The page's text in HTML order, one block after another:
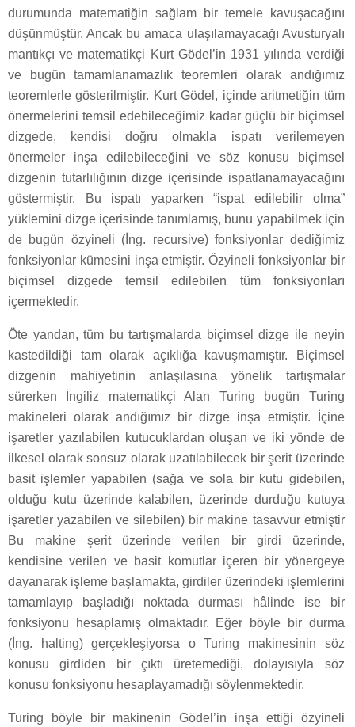
durumunda matematiğin sağlam bir temele kavuşacağını
düşünmüştür. Ancak bu amaca ulaşılamayacağı Avusturyalı
mantıkçı ve matematikçi Kurt Gödel’in 1931 yılında verdiği
ve bugün tamamlanamazlık teoremleri olarak andığımız
teoremlerle gösterilmiştir. Kurt Gödel, içinde aritmetiğin tüm
önermelerini temsil edebileceğimiz kadar güçlü bir biçimsel
dizgede, kendisi doğru olmakla ispatı verilemeyen
önermeler inşa edilebileceğini ve söz konusu biçimsel
dizgenin tutarlılığının dizge içerisinde ispatlanamayacağını
göstermiştir. Bu ispatı yaparken “ispat edilebilir olma”
yüklemini dizge içerisinde tanımlamış, bunu yapabilmek için
de bugün özyineli (İng. recursive) fonksiyonlar dediğimiz
fonksiyonlar kümesini inşa etmiştir. Özyineli fonksiyonlar bir
biçimsel dizgede temsil edilebilen tüm fonksiyonları
içermektedir.
Öte yandan, tüm bu tartışmalarda biçimsel dizge ile neyin
kastedildiği tam olarak açıklığa kavuşmamıştır. Biçimsel
dizgenin mahiyetinin anlaşılasına yönelik tartışmalar
sürerken İngiliz matematikçi Alan Turing bugün Turing
makineleri olarak andığımız bir dizge inşa etmiştir. İçine
işaretler yazılabilen kutucuklardan oluşan ve iki yönde de
ilkesel olarak sonsuz olarak uzatılabilecek bir şerit üzerinde
basit işlemler yapabilen (sağa ve sola bir kutu gidebilen,
olduğu kutu üzerinde kalabilen, üzerinde durduğu kutuya
işaretler yazabilen ve silebilen) bir makine tasavvur etmiştir
Bu makine şerit üzerinde verilen bir girdi üzerinde,
kendisine verilen ve basit komutlar içeren bir yönergeye
dayanarak işleme başlamakta, girdiler üzerindeki işlemlerini
tamamlayıp başladığı noktada durması hâlinde ise bir
fonksiyonu hesaplamış olmaktadır. Eğer böyle bir durma
(İng. halting) gerçekleşiyorsa o Turing makinesinin söz
konusu girdiden bir çıktı üretemediği, dolayısıyla söz
konusu fonksiyonu hesaplayamadığı söylenmektedir.
Turing böyle bir makinenin Gödel’in inşa ettiği özyineli